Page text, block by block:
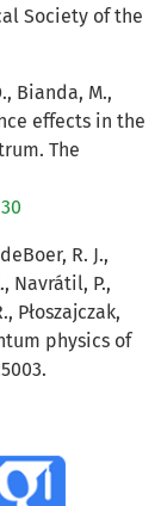
Society of the
Bianda, M.,
effects in the
The
R. J.,
Navrátil, P.,
Płoszajczak,
physics of